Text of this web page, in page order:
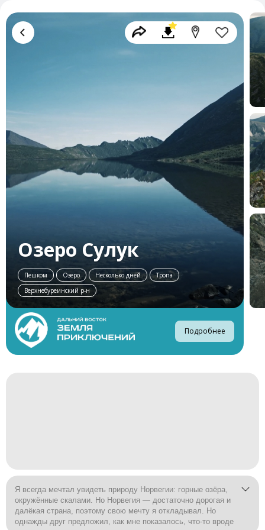
Озеро Сулук
Пешком Озеро Несколько дней
Тропа
Верхнебуреинский р-н
Подробнее
Я всегда мечтал увидеть природу Норвегии: горные озёра,
окружённые скалами. Но Норвегия — достаточно дорогая и
далёкая страна, поэтому свою мечту я откладывал. Но
однажды друг предложил, как мне показалось, что-то вроде